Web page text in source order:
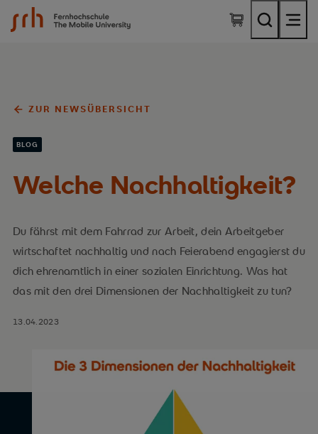
SRH Fernhochschule - The Mobile University
ZUR NEWSÜBERSICHT
BLOG
Welche Nachhaltigkeit?
Du fährst mit dem Fahrrad zur Arbeit, dein Arbeitgeber
wirtschaftet nachhaltig und nach Feierabend engagierst du
dich ehrenamtlich in einer sozialen Einrichtung. Was hat
das mit den drei Dimensionen der Nachhaltigkeit zu tun?
13.04.2023